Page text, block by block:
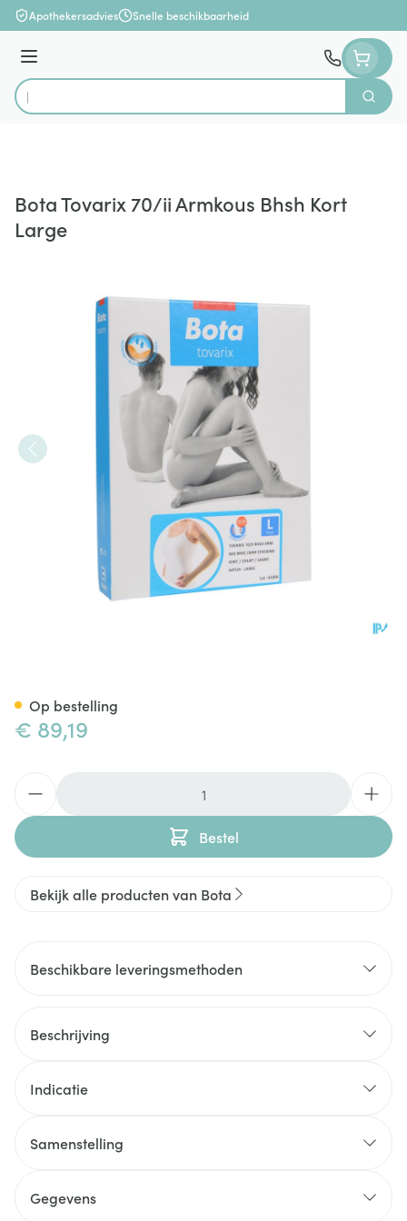
Ga naar de inhoud
Apothekersadvies Snelle beschikbaarheid
Menu
Product, merk, categorie...
Zoek
Bota Tovarix 70/ii Armkous Bhsh Kort
Large
€ 89,19
Bestel
Op bestelling
Bekijk alle producten van Bota
Beschikbare leveringsmethoden
Beschrijving
Indicatie
Samenstelling
Gegevens